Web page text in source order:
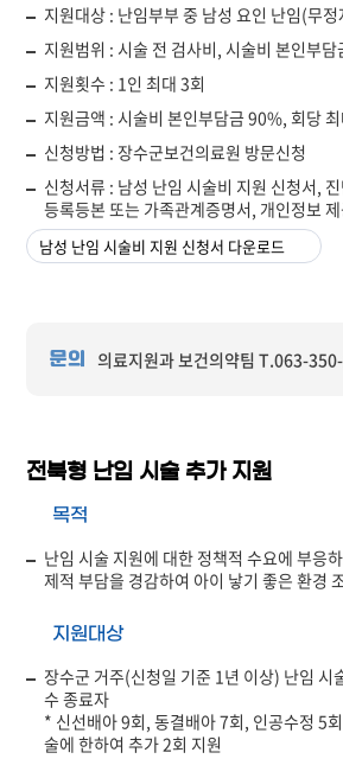
지원대상 : 난임부부 중 남성 요인 난임(무
지원범위 : 시술 전 검사비, 시술비 본인부
지원횟수 : 1인 최대 3회
지원금액 : 시술비 본인부담금 90%, 회당
신청방법 : 장수군보건의료원 방문신청
신청서류 : 남성 난임 시술비 지원 신청서,
등록등본 또는 가족관계증명서, 개인정보
남성 난임 시술비 지원 신청서 다운로드
문의 의료지원과 보건의약팀 T.063-
전북형 난임 시술 추가 지원
목적
난임 시술 지원에 대한 정책적 수요에 부응
제적 부담을 경감하여 아이 낳기 좋은 환경
지원대상
장수군 거주(신청일 기준 1년 이상) 난임 시
수 종료자
* 신선배아 9회, 동결배아 7회, 인공수정 5
술에 한하여 추가 2회 지원